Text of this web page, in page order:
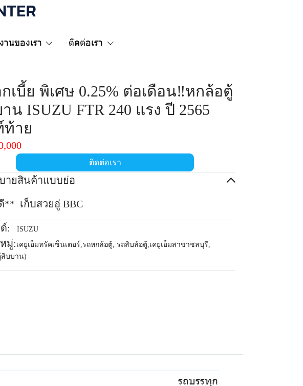
านของเรา ติดต่อเรา
เบี้ย พิเศษ 0.25% ต่อเดือน‼️หกล้อตู้
น ISUZU FTR 240 แรง ปี 2565
าย
ติดต่อเรา
ายสินค้าแบบย่อ
เก็บสวยอู่ BBC
: ISUZU
มู่: เคยูเอ็มทรัคเซ็นเตอร์ รถหกล้อตู้, รถสิบล้อตู้ เคยูเอ็มสาขาชลบุรี
บบาน)
รถบรรทุก